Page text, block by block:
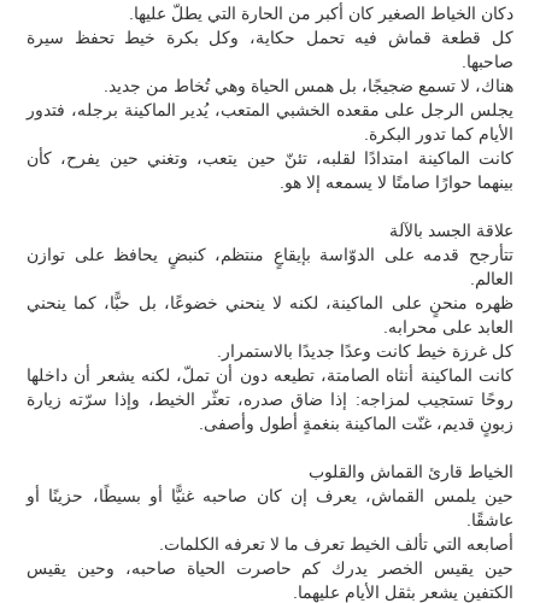
دكان الخياط الصغير كان أكبر من الحارة التي يطلّ عليها.
كل قطعة قماش فيه تحمل حكاية، وكل بكرة خيط تحفظ سيرة
صاحبها.
هناك، لا تسمع ضجيجًا، بل همس الحياة وهي تُخاط من جديد.
يجلس الرجل على مقعده الخشبي المتعب، يُدير الماكينة برجله، فتدور
الأيام كما تدور البكرة.
كانت الماكينة امتدادًا لقلبه، تئنّ حين يتعب، وتغني حين يفرح، كأن
بينهما حوارًا صامتًا لا يسمعه إلا هو.
علاقة الجسد بالآلة
تتأرجح قدمه على الدوّاسة بإيقاعٍ منتظم، كنبضٍ يحافظ على توازن
العالم.
ظهره منحنٍ على الماكينة، لكنه لا ينحني خضوعًا، بل حبًّا، كما ينحني
العابد على محرابه.
كل غرزة خيط كانت وعدًا جديدًا بالاستمرار.
كانت الماكينة أنثاه الصامتة، تطيعه دون أن تملّ، لكنه يشعر أن داخلها
روحًا تستجيب لمزاجه: إذا ضاق صدره، تعثّر الخيط، وإذا سرّته زيارة
زبونٍ قديم، غنّت الماكينة بنغمةٍ أطول وأصفى.
الخياط قارئ القماش والقلوب
حين يلمس القماش، يعرف إن كان صاحبه غنيًّا أو بسيطًا، حزينًا أو
عاشقًا.
أصابعه التي تألف الخيط تعرف ما لا تعرفه الكلمات.
حين يقيس الخصر يدرك كم حاصرت الحياة صاحبه، وحين يقيس
الكتفين يشعر بثقل الأيام عليهما.